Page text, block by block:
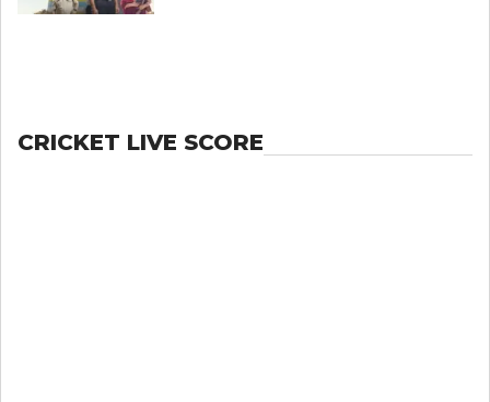
CRICKET LIVE SCORE